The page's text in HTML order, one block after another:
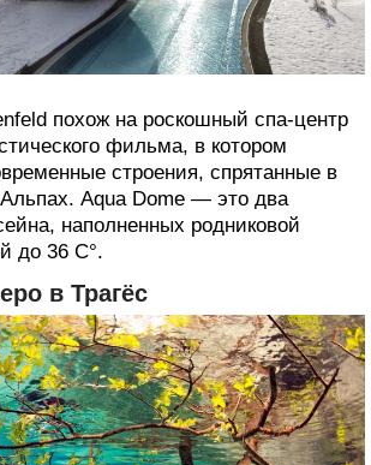
похож на роскошный спа-центр
фильма, в котором
строения, спрятанные в
Aqua Dome — это два
наполненных родниковой
до 36 С°.
в Трагёс